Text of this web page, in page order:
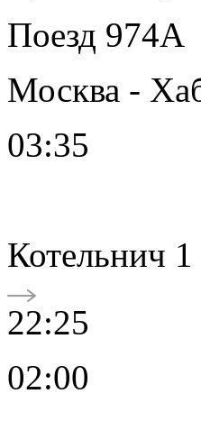
Поезд 974А
Москва -
03:35
Котельнич 1
22:25
02:00